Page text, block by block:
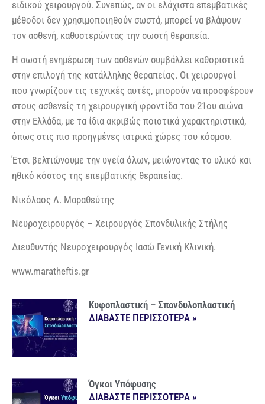
ειδικού χειρουργού. Συνεπώς, αν οι ελάχιστα επεμβατικές
μέθοδοι δεν χρησιμοποιηθούν σωστά, μπορεί να βλάψουν
τον ασθενή, καθυστερώντας την σωστή θεραπεία.
Η σωστή ενημέρωση των ασθενών συμβάλλει καθοριστικά
στην επιλογή της κατάλληλης θεραπείας. Οι χειρουργοί
που γνωρίζουν τις τεχνικές αυτές, μπορούν να προσφέρουν
στους ασθενείς τη χειρουργική φροντίδα του 21ου αιώνα
στην Ελλάδα, με τα ίδια ακριβώς ποιοτικά χαρακτηριστικά,
όπως στις πιο προηγμένες ιατρικά χώρες του κόσμου.
Έτσι βελτιώνουμε την υγεία όλων, μειώνοντας το υλικό και
ηθικό κόστος της επεμβατικής θεραπείας.
Νικόλαος Λ. Μαραθεύτης
Νευροχειρουργός – Χειρουργός Σπονδυλικής Στήλης
Διευθυντής Νευροχειρουργός Ιασώ Γενική Κλινική.
www.maratheftis.gr
Κυφοπλαστική – Σπονδυλοπλαστική
ΔΙΑΒΑΣΤΕ ΠΕΡΙΣΣΟΤΕΡΑ »
Όγκοι Υπόφυσης
ΔΙΑΒΑΣΤΕ ΠΕΡΙΣΣΟΤΕΡΑ »